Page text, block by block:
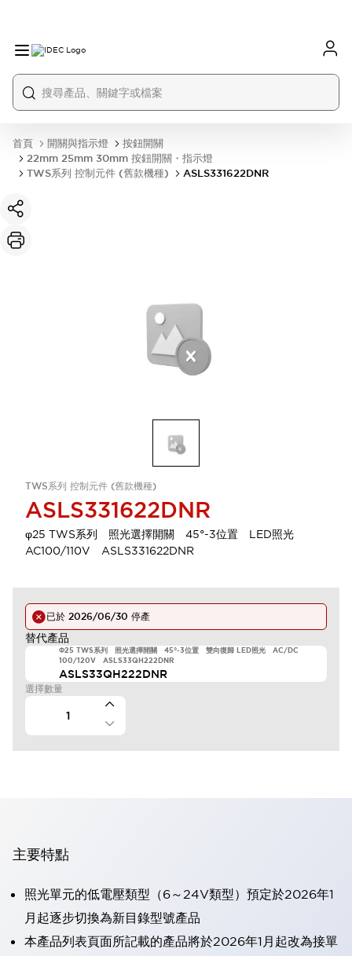
首頁 開關與指示燈
按鈕開關
22mm 25mm 30mm 按鈕開關・指示燈
TWS系列 控制元件 (舊款機種)
ASLS331622DNR
TWS系列 控制元件 (舊款機種)
ASLS331622DNR
φ25 TWS系列 照光選擇開關 45°-3位置 LED照光
AC100/110V ASLS331622DNR
已於 2026/06/30 停產
替代產品
Φ25 TWS系列 照光選擇開關 45°-3位置 雙向復歸 LED照光 AC/DC
100/120V ASLS33QH222DNR
ASLS33QH222DNR
選擇數量
主要特點
照光單元的低電壓類型（6～24V類型）預定於2026年1
月起逐步切換為新目錄型號產品
本產品列表頁面所記載的產品將於2026年1月起改為接單